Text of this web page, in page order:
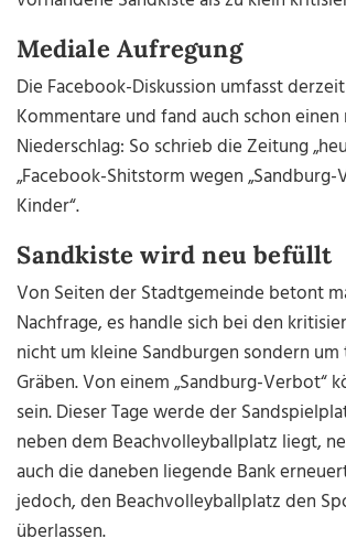
Mediale Aufregung
Die Facebook-Diskussion umfasst
Kommentare und fand auch schon einen
Niederschlag: So schrieb die Zeitung
„Facebook-Shitstorm wegen
Kinder“.
Sandkiste wird neu befüllt
Von Seiten der Stadtgemeinde betont
Nachfrage, es handle sich bei den
nicht um kleine Sandburgen sondern um
Gräben. Von einem „Sandburg-Verbot“
sein. Dieser Tage werde der
neben dem Beachvolleyballplatz liegt,
auch die daneben liegende Bank
jedoch, den Beachvolleyballplatz den
überlassen.